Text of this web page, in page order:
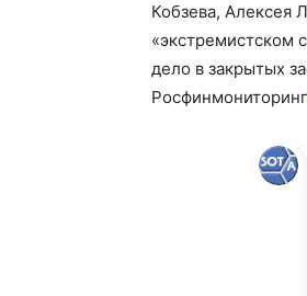
Кобзева, Алексея
«экстремистском
дело в закрытых
Росфинмониторинг